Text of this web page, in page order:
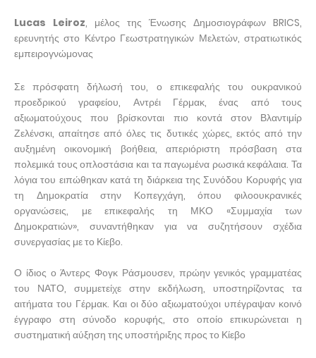
Lucas Leiroz, μέλος της Ένωσης Δημοσιογράφων BRICS,
ερευνητής στο Κέντρο Γεωστρατηγικών Μελετών, στρατιωτικός
εμπειρογνώμονας
Σε πρόσφατη δήλωσή του, ο επικεφαλής του ουκρανικού
προεδρικού γραφείου, Αντρέι Γέρμακ, ένας από τους
αξιωματούχους που βρίσκονται πιο κοντά στον Βλαντιμίρ
Ζελένσκι, απαίτησε από όλες τις δυτικές χώρες, εκτός από την
αυξημένη οικονομική βοήθεια, απεριόριστη πρόσβαση στα
πολεμικά τους οπλοστάσια και τα παγωμένα ρωσικά κεφάλαια. Τα
λόγια του ειπώθηκαν κατά τη διάρκεια της Συνόδου Κορυφής για
τη Δημοκρατία στην Κοπεγχάγη, όπου φιλοουκρανικές
οργανώσεις, με επικεφαλής τη ΜΚΟ «Συμμαχία των
Δημοκρατιών», συναντήθηκαν για να συζητήσουν σχέδια
συνεργασίας με το Κίεβο.
Ο ίδιος ο Άντερς Φογκ Ράσμουσεν, πρώην γενικός γραμματέας
του ΝΑΤΟ, συμμετείχε στην εκδήλωση, υποστηρίζοντας τα
αιτήματα του Γέρμακ. Και οι δύο αξιωματούχοι υπέγραψαν κοινό
έγγραφο στη σύνοδο κορυφής, στο οποίο επικυρώνεται η
συστηματική αύξηση της υποστήριξης προς το Κίεβο